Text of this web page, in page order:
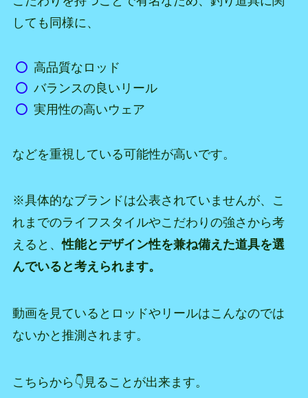
しても同様に、
高品質なロッド
バランスの良いリール
実用性の高いウェア
などを重視している可能性が高いです。
※具体的なブランドは公表されていませんが、こ
れまでのライフスタイルやこだわりの強さから考
えると、性能とデザイン性を兼ね備えた道具を選
んでいると考えられます。
動画を見ているとロッドやリールはこんなのでは
ないかと推測されます。
こちらから👇見ることが出来ます。